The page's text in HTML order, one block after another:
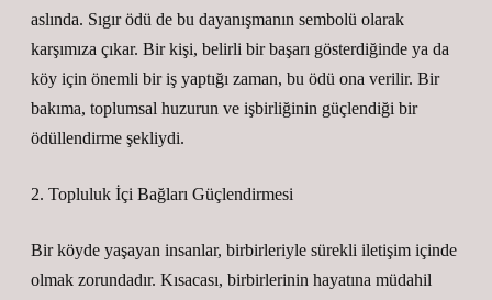
aslında. Sıgır ödü de bu dayanışmanın sembolü olarak
karşımıza çıkar. Bir kişi, belirli bir başarı gösterdiğinde ya da
köy için önemli bir iş yaptığı zaman, bu ödü ona verilir. Bir
bakıma, toplumsal huzurun ve işbirliğinin güçlendiği bir
ödüllendirme şekliydi.
2. Topluluk İçi Bağları Güçlendirmesi
Bir köyde yaşayan insanlar, birbirleriyle sürekli iletişim içinde
olmak zorundadır. Kısacası, birbirlerinin hayatına müdahil